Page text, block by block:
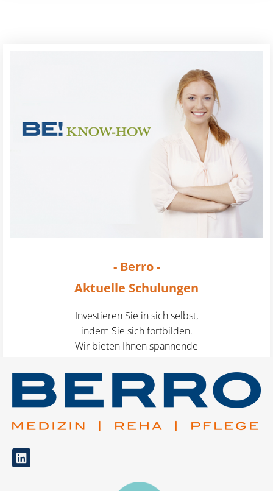
- Berro -
Aktuelle Schulungen
Investieren Sie in sich selbst,
indem Sie sich fortbilden.
Wir bieten Ihnen spannende
mehr erfahren